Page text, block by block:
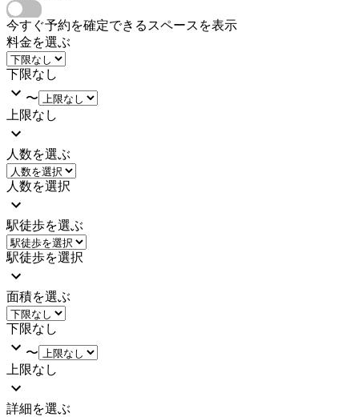
今すぐ予約を確定できるスペースを表示
料金を選ぶ
下限なし
〜
上限なし
人数を選ぶ
人数を選択
駅徒歩を選ぶ
駅徒歩を選択
面積を選ぶ
下限なし
〜
上限なし
詳細を選ぶ